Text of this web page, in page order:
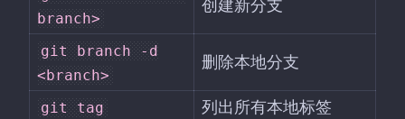
branch>
创建新分支
git branch -d
<branch>
删除本地分支
git tag 列出所有本地标签